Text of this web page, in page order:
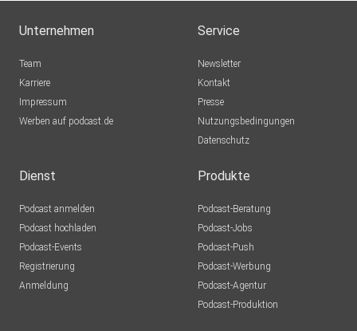
Unternehmen
Team
Karriere
Impressum
Werben auf podcast.de
Service
Newsletter
Kontakt
Presse
Nutzungsbedingungen
Datenschutz
Dienst
Podcast anmelden
Podcast hochladen
Podcast-Events
Registrierung
Anmeldung
Produkte
Podcast-Beratung
Podcast-Jobs
Podcast-Push
Podcast-Werbung
Podcast-Agentur
Podcast-Produktion